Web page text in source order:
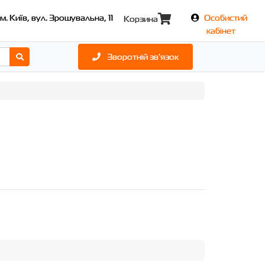
м. Київ, вул. Зрошувальна, 11 Корзина
Особистий
кабінет
Зворотній зв'язок